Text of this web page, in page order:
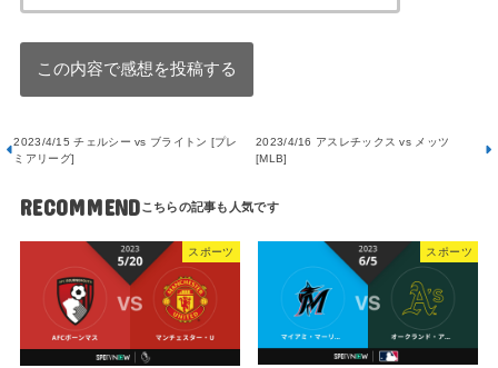
2023/4/15 チェルシー vs ブライトン [プレ
ミアリーグ]
2023/4/16 アスレチックス vs メッツ
[MLB]
RECOMMEND
スポーツ スポーツ